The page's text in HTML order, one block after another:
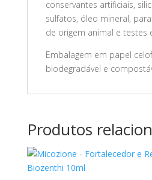
conservantes artificiais,
sulfatos, óleo mineral,
de origem animal e testes
Embalagem em papel
biodegradável e
Produtos